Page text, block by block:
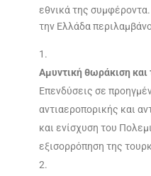
εθνικά της
την Ελλάδα
Αμυντική θωράκιση και
Επενδύσεις σε
αντιαεροπορικής και
και ενίσχυση του
εξισορρόπηση της